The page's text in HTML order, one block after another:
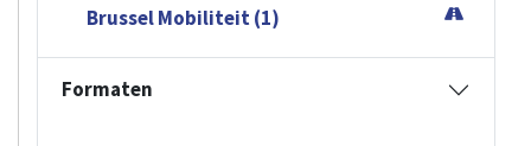
Brussel Mobiliteit (1)
Formaten